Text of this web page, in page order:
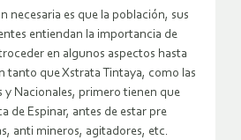
necesaria es que la población, sus
entiendan la importancia de
en algunos aspectos hasta
tanto que Xstrata Tintaya, como las
y Nacionales, primero tienen que
de Espinar, antes de estar pre
anti mineros, agitadores, etc.